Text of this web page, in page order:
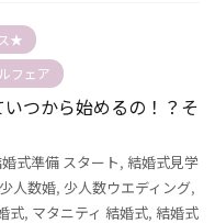
★
フェア
つから始めるの！？そ
式準備 スタート, 結婚式見学
少人数婚, 少人数ウエディング,
式, マタニティ 結婚式, 結婚式